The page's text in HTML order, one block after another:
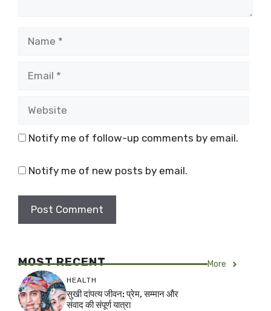
Notify me of follow-up comments by email.
Notify me of new posts by email.
MOST RECENT More
HEALTH
सुखी दांपत्य जीवन: प्रेम, सम्मान और
संवाद की संपूर्ण यात्रा